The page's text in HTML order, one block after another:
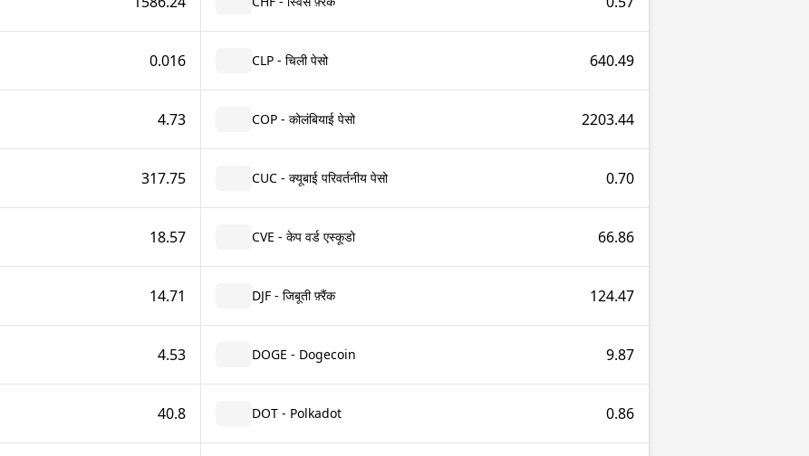
0.016 CLP - चिली पेसो 640.49
4.73 COP - कोलंबियाई पेसो 2203.44
317.75 CUC - क्यूबाई परिवर्तनीय पेसो 0.70
18.57 CVE - केप वर्ड एस्कूडो 66.86
14.71 DJF - जिबूती फ़्रैंक 124.47
4.53 DOGE - Dogecoin 9.87
40.8 DOT - Polkadot 0.86